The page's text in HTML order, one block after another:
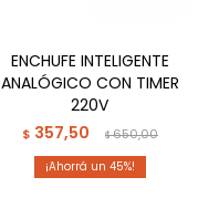
ENCHUFE INTELIGENTE
ANALÓGICO CON TIMER
220V
$ 357,50 $650,00
45